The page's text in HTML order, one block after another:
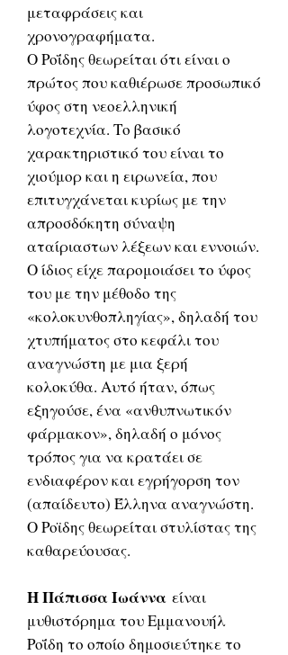
μεταφράσεις και
χρονογραφήματα.
Ο Ροΐδης θεωρείται ότι είναι ο
πρώτος που καθιέρωσε προσωπικό
ύφος στη νεοελληνική
λογοτεχνία. Το βασικό
χαρακτηριστικό του είναι το
χιούμορ και η ειρωνεία, που
επιτυγχάνεται κυρίως με την
απροσδόκητη σύναψη
αταίριαστων λέξεων και εννοιών.
Ο ίδιος είχε παρομοιάσει το ύφος
του με την μέθοδο της
«κολοκυνθοπληγίας», δηλαδή του
χτυπήματος στο κεφάλι του
αναγνώστη με μια ξερή
κολοκύθα. Αυτό ήταν, όπως
εξηγούσε, ένα «ανθυπνωτικόν
φάρμακον», δηλαδή ο μόνος
τρόπος για να κρατάει σε
ενδιαφέρον και εγρήγορση τον
(απαίδευτο) Έλληνα αναγνώστη.
Ο Ροϊδης θεωρείται στυλίστας της
καθαρεύουσας.
H Πάπισσα Ιωάννα είναι
μυθιστόρημα του Εμμανουήλ
Ροΐδη το οποίο δημοσιεύτηκε το